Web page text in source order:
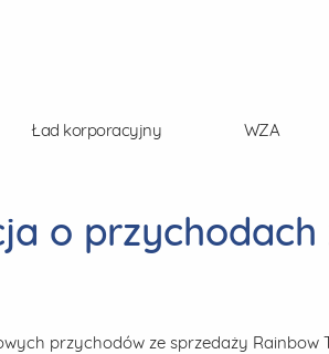
Ład korporacyjny WZA
o przychodach
przychodów ze sprzedaży Rainbow